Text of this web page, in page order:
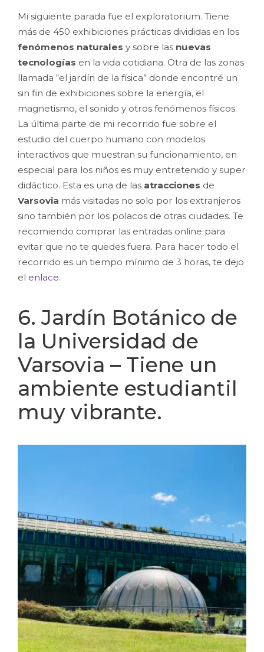
Mi siguiente parada fue el exploratorium. Tiene
más de 450 exhibiciones prácticas divididas en los
fenómenos naturales y sobre las nuevas
tecnologías en la vida cotidiana. Otra de las zonas
llamada “el jardín de la física” donde encontré un
sin fin de exhibiciones sobre la energía, el
magnetismo, el sonido y otros fenómenos físicos.
La última parte de mi recorrido fue sobre el
estudio del cuerpo humano con modelos
interactivos que muestran su funcionamiento, en
especial para los niños es muy entretenido y super
didáctico. Esta es una de las atracciones de
Varsovia más visitadas no solo por los extranjeros
sino también por los polacos de otras ciudades. Te
recomiendo comprar las entradas online para
evitar que no te quedes fuera. Para hacer todo el
recorrido es un tiempo mínimo de 3 horas, te dejo
el enlace.
6. Jardín Botánico de
la Universidad de
Varsovia – Tiene un
ambiente estudiantil
muy vibrante.